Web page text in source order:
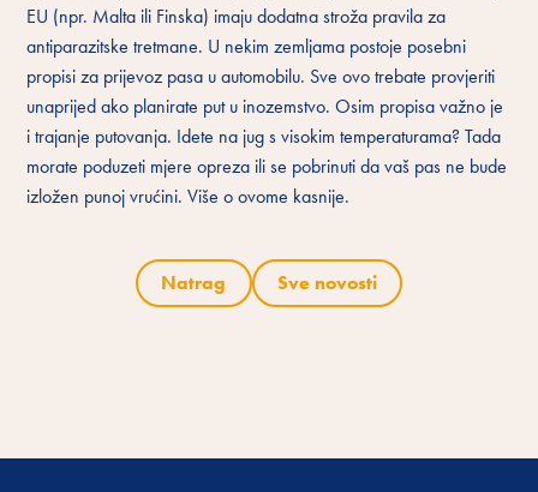
EU (npr. Malta ili Finska) imaju dodatna stroža pravila za
antiparazitske tretmane. U nekim zemljama postoje posebni
propisi za prijevoz pasa u automobilu. Sve ovo trebate provjeriti
unaprijed ako planirate put u inozemstvo. Osim propisa važno je
i trajanje putovanja. Idete na jug s visokim temperaturama? Tada
morate poduzeti mjere opreza ili se pobrinuti da vaš pas ne bude
izložen punoj vrućini. Više o ovome kasnije.
Natrag Sve novosti